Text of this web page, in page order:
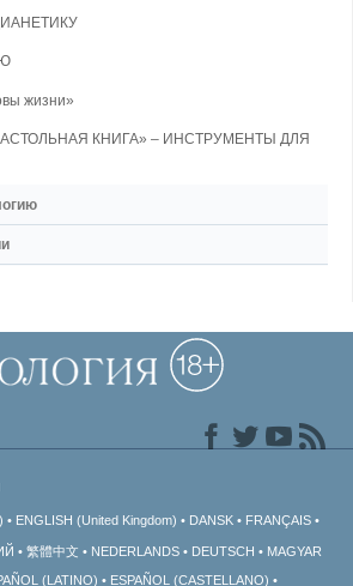
жизни»
КНИГА» – ИНСТРУМЕНТЫ ДЛЯ
ENGLISH (United Kingdom) DANSK FRANÇAIS
繁體中文 NEDERLANDS DEUTSCH
MAGYAR
(LATINO) ESPAÑOL (CASTELLANO)